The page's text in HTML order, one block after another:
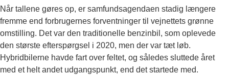
Når tallene gøres op, er samfundsagendaen stadig længere
fremme end forbrugernes forventninger til vejnettets grønne
omstilling. Det var den traditionelle benzinbil, som oplevede
den største efterspørgsel i 2020, men der var tæt løb.
Hybridbilerne havde fart over feltet, og således sluttede året
med et helt andet udgangspunkt, end det startede med.